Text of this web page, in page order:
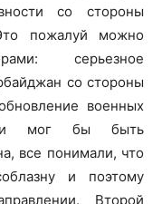
со стороны
пожалуй можно
серьезное
со стороны
военных
мог бы быть
все понимали, что
и поэтому
Второй